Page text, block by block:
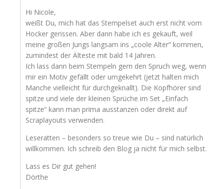
Hi Nicole,
weißt Du, mich hat das Stempelset auch erst nicht vom
Hocker gerissen. Aber dann habe ich es gekauft, weil
meine großen Jungs langsam ins „coole Alter“ kommen,
zumindest der Älteste mit bald 14 Jahren.
Ich lass dann beim Stempeln gern den Spruch weg, wenn
mir ein Motiv gefällt oder umgekehrt (jetzt halten mich
Manche vielleicht für durchgeknallt). Die Kopfhörer sind
spitze und viele der kleinen Sprüche im Set „Einfach
spitze“ kann man prima ausstanzen oder direkt auf
Scraplayouts verwenden.
Leseratten – besonders so treue wie Du – sind natürlich
willkommen. Ich schreib den Blog ja nicht für mich selbst.
Lass es Dir gut gehen!
Dörthe